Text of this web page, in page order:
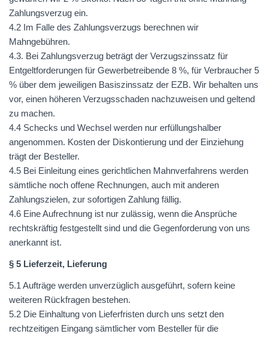
Zahlungsverzug ein.
4.2 Im Falle des Zahlungsverzugs berechnen wir
Mahngebühren.
4.3. Bei Zahlungsverzug beträgt der Verzugszinssatz für
Entgeltforderungen für Gewerbetreibende 8 %, für Verbraucher 5
% über dem jeweiligen Basiszinssatz der EZB. Wir behalten uns
vor, einen höheren Verzugsschaden nachzuweisen und geltend
zu machen.
4.4 Schecks und Wechsel werden nur erfüllungshalber
angenommen. Kosten der Diskontierung und der Einziehung
trägt der Besteller.
4.5 Bei Einleitung eines gerichtlichen Mahnverfahrens werden
sämtliche noch offene Rechnungen, auch mit anderen
Zahlungszielen, zur sofortigen Zahlung fällig.
4.6 Eine Aufrechnung ist nur zulässig, wenn die Ansprüche
rechtskräftig festgestellt sind und die Gegenforderung von uns
anerkannt ist.
§ 5 Lieferzeit, Lieferung
5.1 Aufträge werden unverzüglich ausgeführt, sofern keine
weiteren Rückfragen bestehen.
5.2 Die Einhaltung von Lieferfristen durch uns setzt den
rechtzeitigen Eingang sämtlicher vom Besteller für die